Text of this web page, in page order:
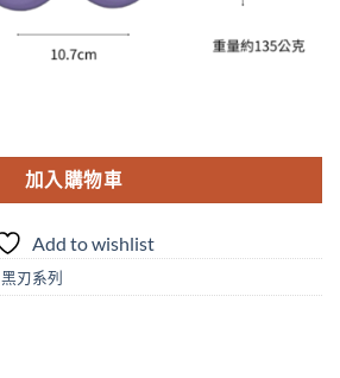
加入購物車
Add to wishlist
黑刃系列